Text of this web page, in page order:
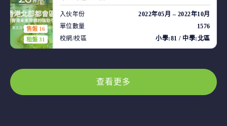
售盤 16
租盤 31
入伙年份
2022年05月 – 2022年10月
單位數量
1576
校網/校區
小學:81 / 中學:北區
查看更多